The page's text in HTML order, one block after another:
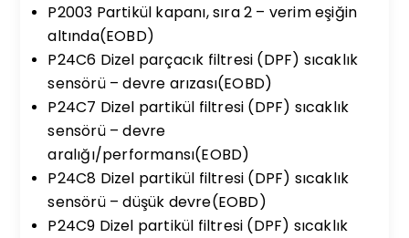
P2003 Partikül kapanı, sıra 2 – verim eşiğin
altında(EOBD)
P24C6 Dizel parçacık filtresi (DPF) sıcaklık
sensörü – devre arızası(EOBD)
P24C7 Dizel partikül filtresi (DPF) sıcaklık
sensörü – devre
aralığı/performansı(EOBD)
P24C8 Dizel partikül filtresi (DPF) sıcaklık
sensörü – düşük devre(EOBD)
P24C9 Dizel partikül filtresi (DPF) sıcaklık